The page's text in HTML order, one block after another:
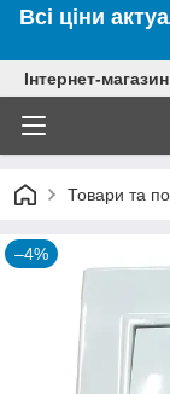
Всі ціни
Інтернет-
Товари та
–4%